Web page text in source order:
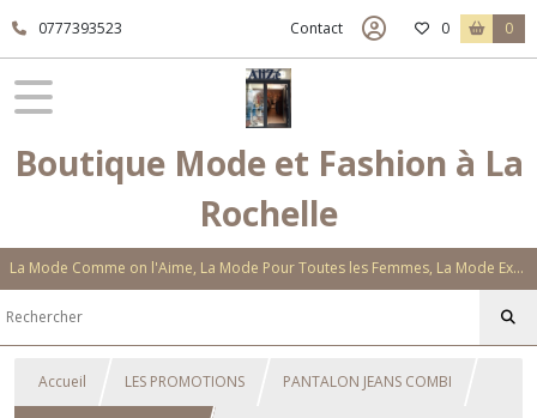
0777393523 Contact 0 0
Boutique Mode et Fashion à La
Rochelle
La Mode Comme on l'Aime, La Mode Pour Toutes les Femmes, La Mode Exclusive Aux Matières Et Couleurs Novatrices, La Mode Qui Vous Séduira
Accueil LES PROMOTIONS PANTALON JEANS COMBI